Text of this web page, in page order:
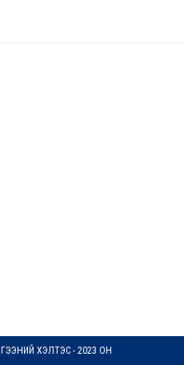
ХЭЛТЭС - 2023 ОН